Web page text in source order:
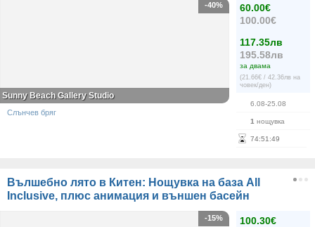
60.00€
100.00€
117.35лв
195.58лв
за двама
(21.66€ / 42.36лв на
човек/ден)
6.08-25.08
1 нощувка
74:51 :49
-40%
Sunny Beach Gallery Studio
Слънчев бряг
Вълшебно лято в Китен: Нощувка на база All
Inclusive, плюс анимация и външен басейн
100.30€
-15%